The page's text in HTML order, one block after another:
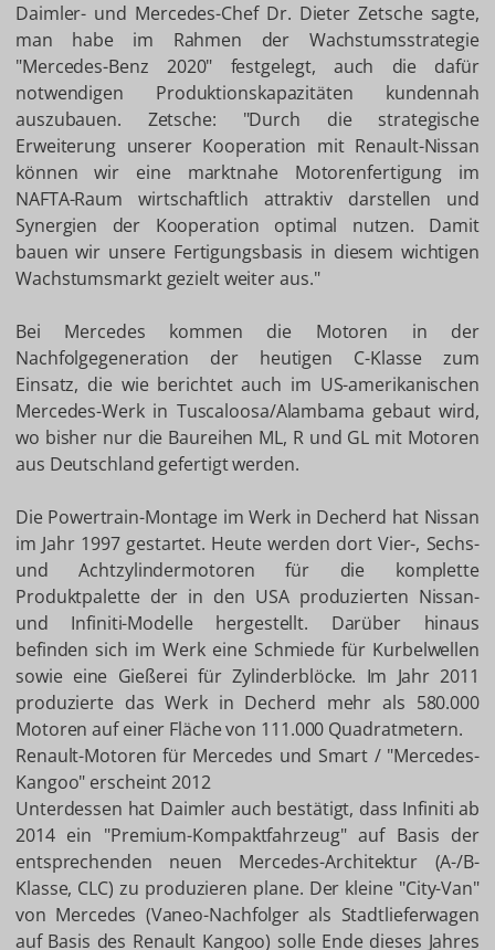
Daimler- und Mercedes-Chef Dr. Dieter Zetsche sagte,
man habe im Rahmen der Wachstumsstrategie
"Mercedes-Benz 2020" festgelegt, auch die dafür
notwendigen Produktionskapazitäten kundennah
auszubauen. Zetsche: "Durch die strategische
Erweiterung unserer Kooperation mit Renault-Nissan
können wir eine marktnahe Motorenfertigung im
NAFTA-Raum wirtschaftlich attraktiv darstellen und
Synergien der Kooperation optimal nutzen. Damit
bauen wir unsere Fertigungsbasis in diesem wichtigen
Wachstumsmarkt gezielt weiter aus."
Bei Mercedes kommen die Motoren in der
Nachfolgegeneration der heutigen C-Klasse zum
Einsatz, die wie berichtet auch im US-amerikanischen
Mercedes-Werk in Tuscaloosa/Alambama gebaut wird,
wo bisher nur die Baureihen ML, R und GL mit Motoren
aus Deutschland gefertigt werden.
Die Powertrain-Montage im Werk in Decherd hat Nissan
im Jahr 1997 gestartet. Heute werden dort Vier-, Sechs-
und Achtzylindermotoren für die komplette
Produktpalette der in den USA produzierten Nissan-
und Infiniti-Modelle hergestellt. Darüber hinaus
befinden sich im Werk eine Schmiede für Kurbelwellen
sowie eine Gießerei für Zylinderblöcke. Im Jahr 2011
produzierte das Werk in Decherd mehr als 580.000
Motoren auf einer Fläche von 111.000 Quadratmetern.
Renault-Motoren für Mercedes und Smart / "Mercedes-
Kangoo" erscheint 2012
Unterdessen hat Daimler auch bestätigt, dass Infiniti ab
2014 ein "Premium-Kompaktfahrzeug" auf Basis der
entsprechenden neuen Mercedes-Architektur (A-/B-
Klasse, CLC) zu produzieren plane. Der kleine "City-Van"
von Mercedes (Vaneo-Nachfolger als Stadtlieferwagen
auf Basis des Renault Kangoo) solle Ende dieses Jahres